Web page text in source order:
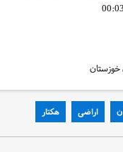
خوزستان
اراضی هکتار